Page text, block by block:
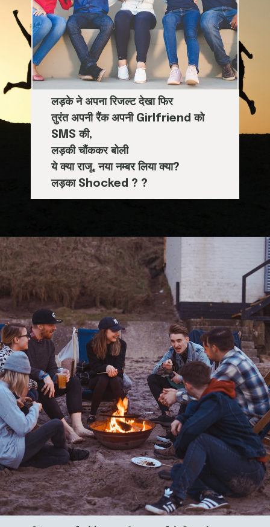
लड़के ने अपना रिजल्ट देखा फिर
तुरंत अपनी रैंक अपनी Girlfriend को
SMS की,
लड़की चौंककर बोली
ये क्या राजू, नया नम्बर लिया क्या?
लड़का Shocked ? ?